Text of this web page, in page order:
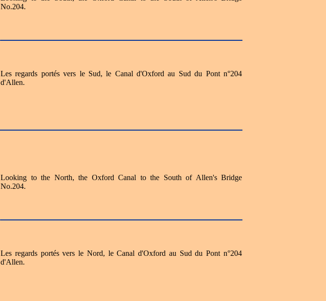
No.204.
Les regards portés vers le Sud, le Canal d'Oxford au Sud du Pont n°204
d'Allen.
Looking to the North, the Oxford Canal to the South of Allen's Bridge
No.204.
Les regards portés vers le Nord, le Canal d'Oxford au Sud du Pont n°204
d'Allen.